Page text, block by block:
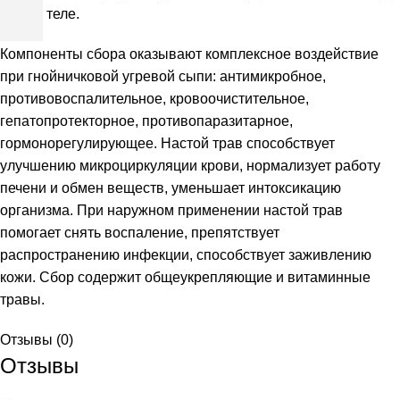
приема
внутрь),
100гр
спине, теле.
Компоненты сбора оказывают комплексное воздействие
при гнойничковой угревой сыпи: антимикробное,
противовоспалительное, кровоочистительное,
гепатопротекторное, противопаразитарное,
гормонорегулирующее. Настой трав способствует
улучшению микроциркуляции крови, нормализует работу
печени и обмен веществ, уменьшает интоксикацию
организма. При наружном применении настой трав
помогает снять воспаление, препятствует
распространению инфекции, способствует заживлению
кожи. Сбор содержит общеукрепляющие и витаминные
травы.
Отзывы (0)
Отзывы